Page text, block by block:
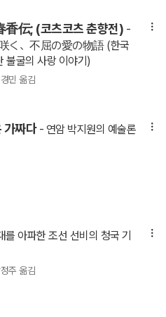
香伝; (코츠코츠 춘향전) -
く、不屈の愛の物語 (한국
불굴의 사랑 이야기)
민 옮김
가짜다- 연암 박지원의 예술론
를 아파한 조선 선비의 청국 기
주 옮김